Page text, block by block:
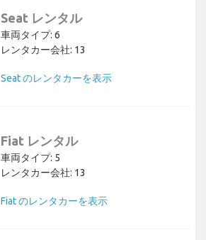
Seat レンタル
車両タイプ: 6
レンタカー会社: 13
Seat のレンタカーを表示
Fiat レンタル
車両タイプ: 5
レンタカー会社: 13
Fiat のレンタカーを表示